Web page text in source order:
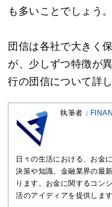
も多いことでしょう。
団信は各社で大きく
が、少しずつ特徴が
行の団信について詳
執筆者：
日々の生活における、お金
決策や知識、金融業界の最
ります。お金に関するコン
活のアイディアを提供します